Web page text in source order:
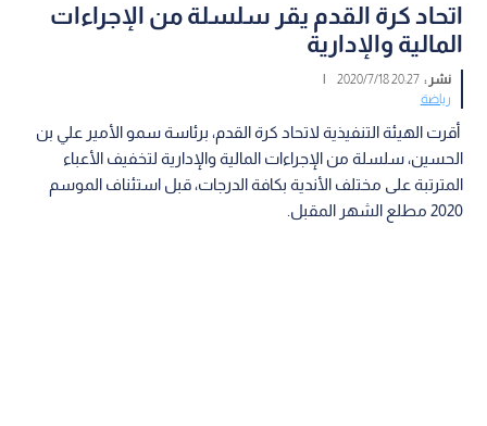
اتحاد كرة القدم يقر سلسلة من الإجراءات
المالية والإدارية
نشر :20:27 2020/7/18
|
رياضة
أقرت الهيئة التنفيذية لاتحاد كرة القدم، برئاسة سمو الأمير علي بن
الحسين، سلسلة من الإجراءات المالية والإدارية لتخفيف الأعباء
المترتبة على مختلف الأندية بكافة الدرجات، قبل استئناف الموسم
2020 مطلع الشهر المقبل.